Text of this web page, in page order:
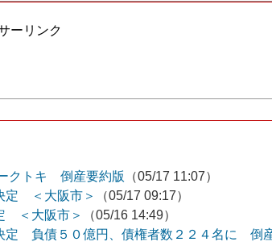
ーリンク
クトキ 倒産要約版
（05/17 11:07）
定 ＜大阪市＞
（05/17 09:17）
＜大阪市＞
（05/16 14:49）
定 負債５０億円、債権者数２２４名に 倒